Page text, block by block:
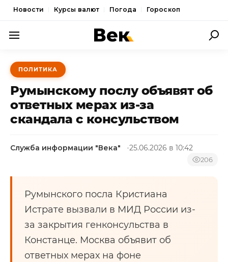
Новости Курсы валют Погода Гороскоп
ПОЛИТИКА
ЭКОНОМИКА
ОБЩЕСТВО
СПОРТ
ПОЛИТИКА
Румынскому послу объявят об
ответных мерах из-за
скандала с консульством
Служба информации "Века" 25.06.2026 в 10:42
206
Румынского посла Кристиана
Истрате вызвали в МИД России из-
за закрытия генконсульства в
Констанце. Москва объявит об
ответных мерах на фоне